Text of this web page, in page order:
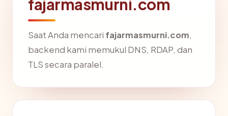
fajarmasmurni.com
Saat Anda mencari fajarmasmurni.com,
backend kami memukul DNS, RDAP, dan
TLS secara paralel.